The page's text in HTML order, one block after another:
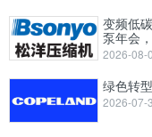
变频低
泵年会
2026-08-
绿色转
2026-07-